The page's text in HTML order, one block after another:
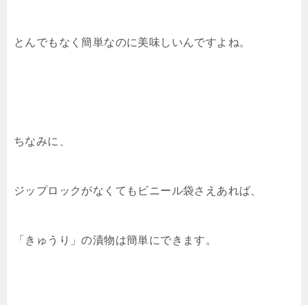
とんでもなく簡単なのに美味しいんですよね。
ちなみに、
ジップロックがなくてもビニール袋さえあれば、
「きゅうり」の漬物は簡単にできます。